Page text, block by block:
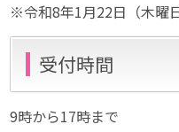
※令和8年1月22日（木曜
受付時間
9時から17時まで